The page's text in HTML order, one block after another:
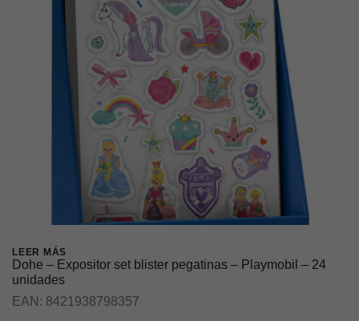
LEER MÁS
Dohe – Expositor set blister pegatinas – Playmobil – 24
unidades
EAN: 8421938798357